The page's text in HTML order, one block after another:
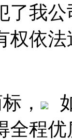
了我
权依
，
全程